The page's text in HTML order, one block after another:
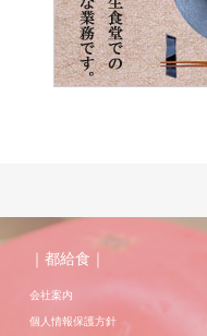
｜都給食｜
会社案内
個人情報保護方針